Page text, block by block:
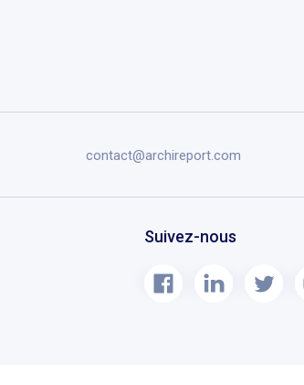
contact@archireport.com
Suivez-nous